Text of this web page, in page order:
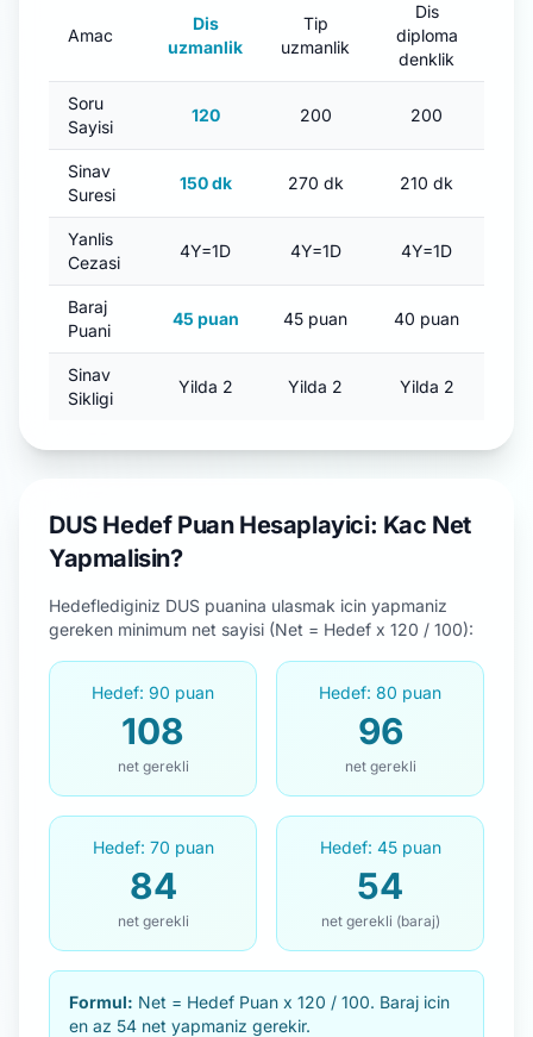
Amac
Dis
uzmanlik
Tip
uzmanlik
Dis
diploma
denklik
Soru
Sayisi
120 200 200
Sinav
Suresi
150 dk 270 dk 210 dk
Yanlis
Cezasi
4Y=1D 4Y=1D 4Y=1D
Baraj
Puani
45 puan 45 puan 40 puan
Sinav
Sikligi
Yilda 2 Yilda 2 Yilda 2
DUS Hedef Puan Hesaplayici: Kac Net
Yapmalisin?
Hedeflediginiz DUS puanina ulasmak icin yapmaniz
gereken minimum net sayisi (Net = Hedef x 120 / 100):
Hedef: 90 puan
108
net gerekli
Hedef: 80 puan
96
net gerekli
Hedef: 70 puan
84
net gerekli
Hedef: 45 puan
54
net gerekli (baraj)
Formul: Net = Hedef Puan x 120 / 100. Baraj icin
en az 54 net yapmaniz gerekir.